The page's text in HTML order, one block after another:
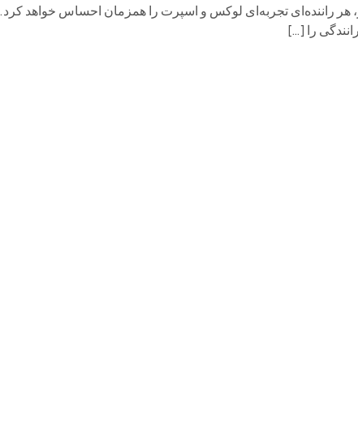
هر راننده‌ای تجربه‌ای لوکس و اسپرت را همزمان احساس خواهد کرد.
را […]